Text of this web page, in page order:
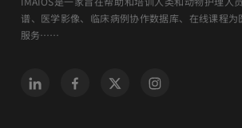
谱、医学影像、临床病例协作数据库、在线课程
服务……